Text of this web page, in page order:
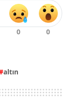
altın